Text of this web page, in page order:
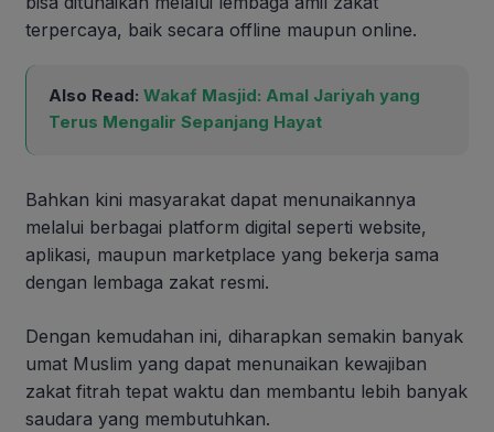
terpercaya, baik secara offline maupun online.
Also Read: Wakaf Masjid: Amal Jariyah yang
Terus Mengalir Sepanjang Hayat
Bahkan kini masyarakat dapat menunaikannya
melalui berbagai platform digital seperti website,
aplikasi, maupun marketplace yang bekerja sama
dengan lembaga zakat resmi.
Dengan kemudahan ini, diharapkan semakin banyak
umat Muslim yang dapat menunaikan kewajiban
zakat fitrah tepat waktu dan membantu lebih banyak
saudara yang membutuhkan.